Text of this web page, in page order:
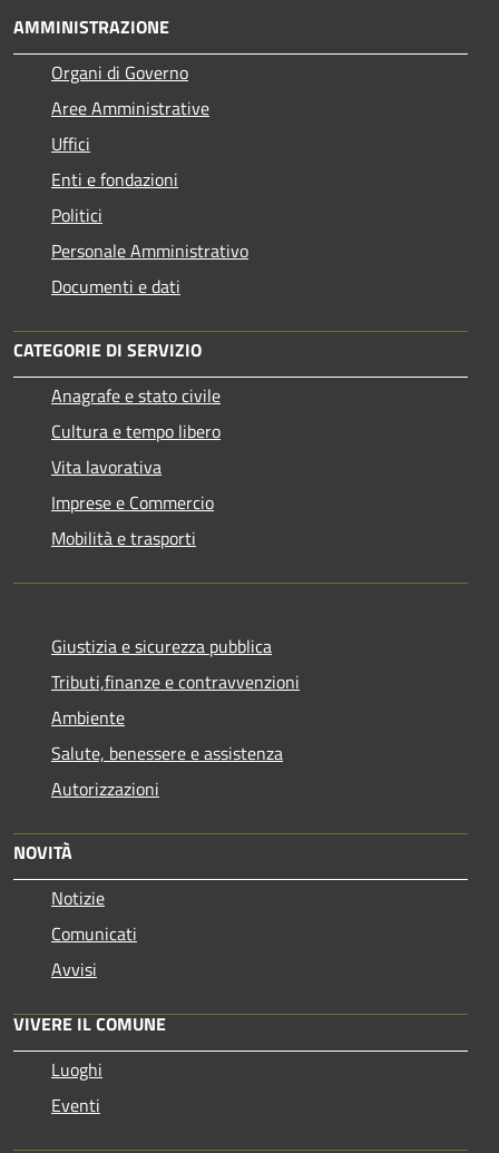
AMMINISTRAZIONE
Organi di Governo
Aree Amministrative
Uffici
Enti e fondazioni
Politici
Personale Amministrativo
Documenti e dati
CATEGORIE DI SERVIZIO
Anagrafe e stato civile
Cultura e tempo libero
Vita lavorativa
Imprese e Commercio
Mobilità e trasporti
Giustizia e sicurezza pubblica
Tributi,finanze e contravvenzioni
Ambiente
Salute, benessere e assistenza
Autorizzazioni
NOVITÀ
Notizie
Comunicati
Avvisi
VIVERE IL COMUNE
Luoghi
Eventi